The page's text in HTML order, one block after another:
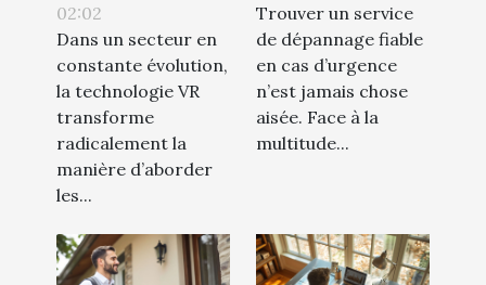
immobilières ?
02:02
Dans un secteur en
constante évolution,
la technologie VR
transforme
radicalement la
manière d’aborder
les...
en urgence ?
Trouver un service
de dépannage fiable
en cas d’urgence
n’est jamais chose
aisée. Face à la
multitude...